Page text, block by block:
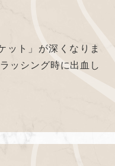
ット」が深くなりま
ッシング時に出血し